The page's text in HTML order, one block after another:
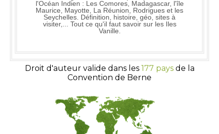
l'Océan Indien : Les Comores, Madagascar, l'île
Maurice, Mayotte, La Réunion, Rodrigues et les
Seychelles. Définition, histoire, géo, sites à
visiter,... Tout ce qu'il faut savoir sur les Iles
Vanille.
Droit d'auteur valide dans les 177 paysde la
Convention de Berne